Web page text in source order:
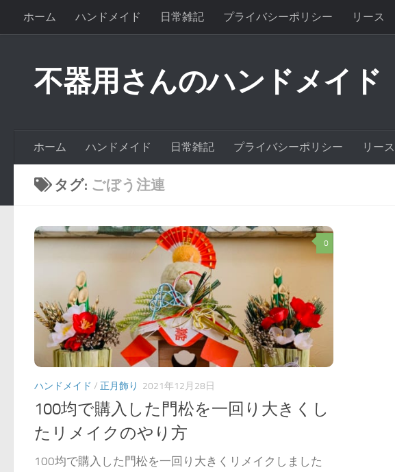
ホーム ハンドメイド 日常雑記 プライバシーポリシー リース
不器用さんのハンドメイド
ホーム ハンドメイド 日常雑記 プライバシーポリシー リース
タグ: ごぼう注連
0
ハンドメイド / 正月飾り 2021年12月28日
100均で購入した門松を一回り大きくし
たリメイクのやり方
100均で購入した門松を一回り大きくリメイクしました